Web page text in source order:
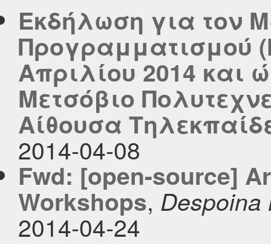
Εκδήλωση για τον
Προγραμματισμού
Απριλίου 2014 και
Μετσόβιο
Αίθουσα
2014-04-08
Fwd: [open-source]
Workshops, Despoina
2014-04-24